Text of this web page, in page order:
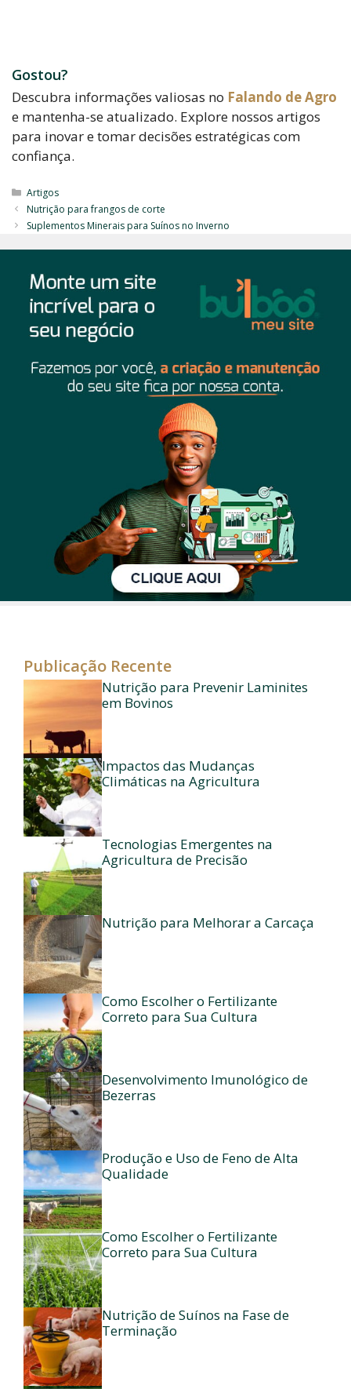
Gostou?
Descubra informações valiosas no Falando de Agro
e mantenha-se atualizado. Explore nossos artigos
para inovar e tomar decisões estratégicas com
confiança.
Categorias
Artigos
Nutrição para frangos de corte
Suplementos Minerais para Suínos no Inverno
Publicação Recente
Nutrição para Prevenir Laminites
em Bovinos
Impactos das Mudanças
Climáticas na Agricultura
Tecnologias Emergentes na
Agricultura de Precisão
Nutrição para Melhorar a Carcaça
Como Escolher o Fertilizante
Correto para Sua Cultura
Desenvolvimento Imunológico de
Bezerras
Produção e Uso de Feno de Alta
Qualidade
Como Escolher o Fertilizante
Correto para Sua Cultura
Nutrição de Suínos na Fase de
Terminação